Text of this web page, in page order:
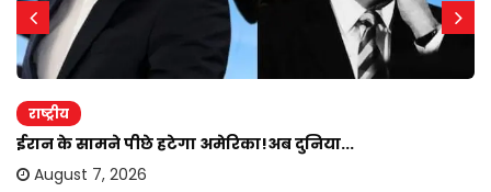
राष्ट्रीय
ईरान के सामने पीछे हटेगा अमेरिका!अब दुनिया...
August 7, 2026